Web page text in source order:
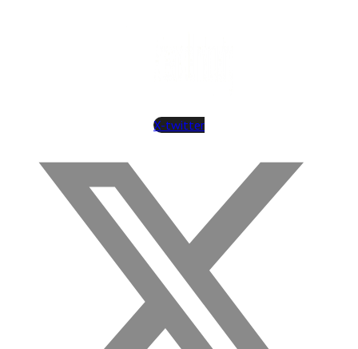
X-twitter